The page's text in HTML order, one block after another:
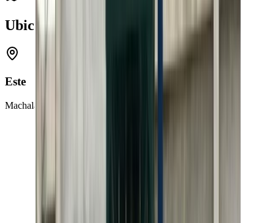
Ubicación
Este
Machala, Provincia de El Oro